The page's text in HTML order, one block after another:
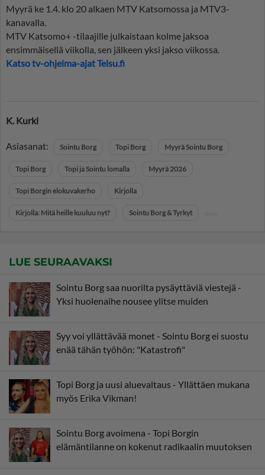
Myyrä ke 1.4. klo 20 alkaen MTV Katsomossa ja MTV3-
kanavalla.
MTV Katsomo+ -tilaajille julkaistaan kolme jaksoa
ensimmäisellä viikolla, sen jälkeen yksi jakso viikossa.
Katso tv-ohjelma-ajat Telsu.fi
K. Kurki
Asiasanat: Sointu Borg Topi Borg Myyrä Sointu Borg
Topi Borg Topi ja Sointu lomalla Myyrä 2026
Topi Borgin elokuvakerho Kirjolla
Kirjolla: Mitä heille kuuluu nyt? Sointu Borg & Tyrkyt
LUE SEURAAVAKSI
Sointu Borg saa nuorilta pysäyttäviä viestejä -
Yksi huolenaihe nousee ylitse muiden
Syy voi yllättävää monet - Sointu Borg ei suostu
enää tähän työhön: "Katastrofi"
Topi Borg ja uusi aluevaltaus - Yllättäen mukana
myös Erika Vikman!
Sointu Borg avoimena - Topi Borgin
elämäntilanne on kokenut radikaalin muutoksen